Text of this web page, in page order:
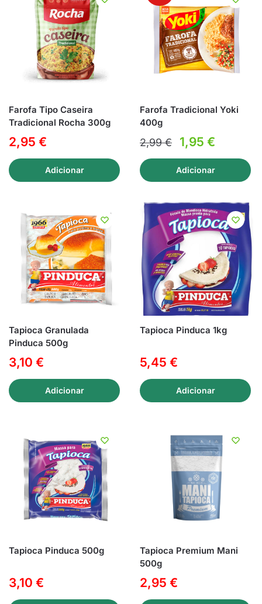
Farofa Tipo Caseira
Tradicional Rocha 300g
2,95 €
Adicionar
Farofa Tradicional Yoki
400g
2,99€
O
preço
original
era:
2,99 €.
1,95 €
preço
atual
é:
1,95 €.
Adicionar
Tapioca Granulada
Pinduca 500g
3,10 €
Adicionar
Tapioca Pinduca 1kg
5,45 €
Adicionar
Tapioca Pinduca 500g
3,10 €
Tapioca Premium Mani
500g
2,95 €